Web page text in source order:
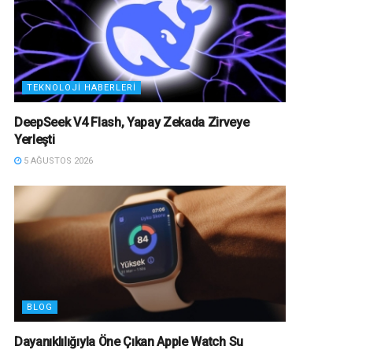
TEKNOLOJI HABERLERI
DeepSeek V4 Flash, Yapay Zekada Zirveye
Yerleşti
5 AĞUSTOS 2026
BLOG
Dayanıklılığıyla Öne Çıkan Apple Watch Su